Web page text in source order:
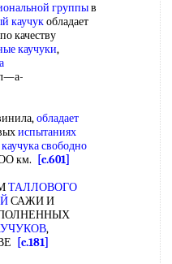
группыв
каучукобладает
качеству
каучуки,
обладает
испытаниях
каучука свободно
км.
[c.601]
ТАЛЛОВОГО
САЖИ И
,
[c.181]